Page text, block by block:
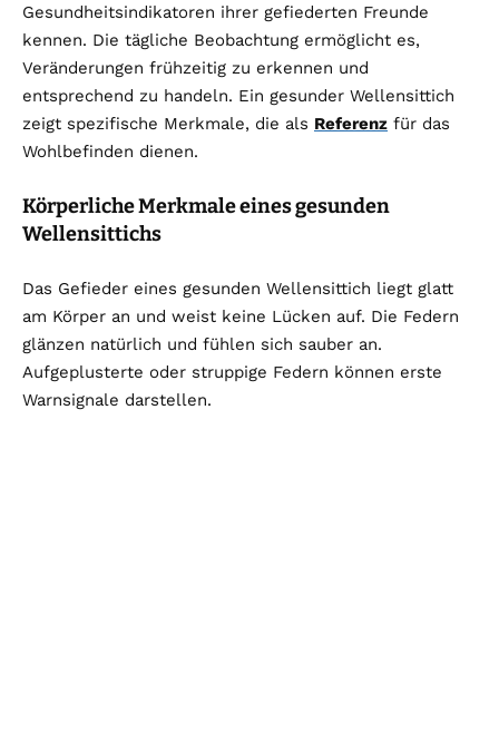
Gesundheitsindikatoren ihrer gefiederten Freunde
kennen. Die tägliche Beobachtung ermöglicht es,
Veränderungen frühzeitig zu erkennen und
entsprechend zu handeln. Ein gesunder Wellensittich
zeigt spezifische Merkmale, die als Referenz für das
Wohlbefinden dienen.
Körperliche Merkmale eines gesunden
Wellensittichs
Das Gefieder eines gesunden Wellensittich liegt glatt
am Körper an und weist keine Lücken auf. Die Federn
glänzen natürlich und fühlen sich sauber an.
Aufgeplusterte oder struppige Federn können erste
Warnsignale darstellen.